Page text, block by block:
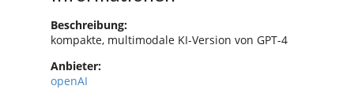
Beschreibung:
kompakte, multimodale KI-Version von GPT-4
Anbieter:
openAI